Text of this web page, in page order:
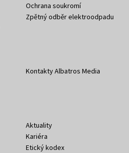
Ochrana soukromí
Zpětný odběr elektroodpadu
Kontakty Albatros Media
Aktuality
Kariéra
Etický kodex